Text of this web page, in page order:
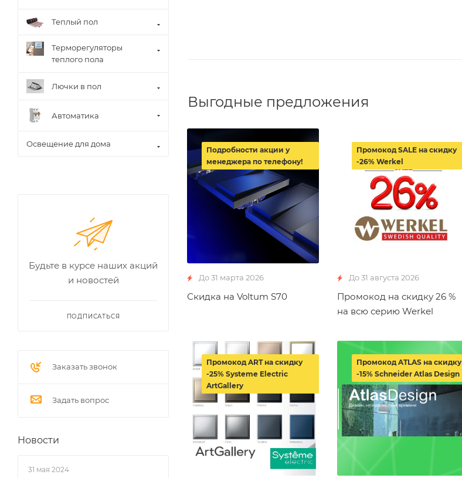
Выгодные предложения
До 31 марта 2026
Скидка на Voltum S70
Подробности акции у
менеджера по телефону!
До 31 августа 2026
Промокод на скидку 26 %
на всю серию Werkel
Промокод SALE на скидку
-26% Werkel
Промокод ART на скидку
-25% Systeme Electric
ArtGallery
Промокод ATLAS на скидку
-15% Schneider Atlas Design
Теплый пол
Терморегуляторы
теплого пола
Лючки в пол
Автоматика
Освещение для дома
Будьте в курсе наших акций
и новостей
ПОДПИСАТЬСЯ
Заказать звонок
Задать вопрос
Новости
31 мая 2024